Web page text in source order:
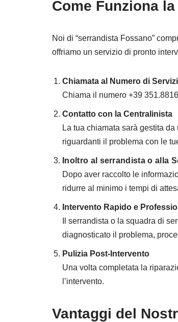
Come Funziona
Noi di “serrandista Fossano”
offriamo un servizio di pronto
Chiamata al Numero di
Chiama il numero +39
Contatto con la Centralinista
La tua chiamata sarà gestita
riguardanti il problema con le
Inoltro al serrandista o alla
Dopo aver raccolto le
ridurre al minimo i tempi di
Intervento Rapido e
Il serrandista o la squadra di
diagnosticato il problema,
Pulizia Post-Intervento
Una volta completata la
l’intervento.
Vantaggi del